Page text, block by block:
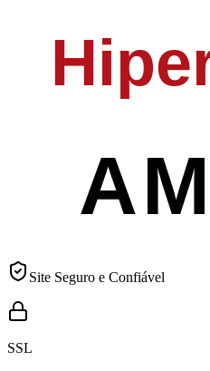
Site Seguro e Confiável
SSL